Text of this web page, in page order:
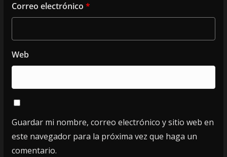
Correo electrónico *
Web
Guardar mi nombre, correo electrónico y sitio web en
este navegador para la próxima vez que haga un
comentario.